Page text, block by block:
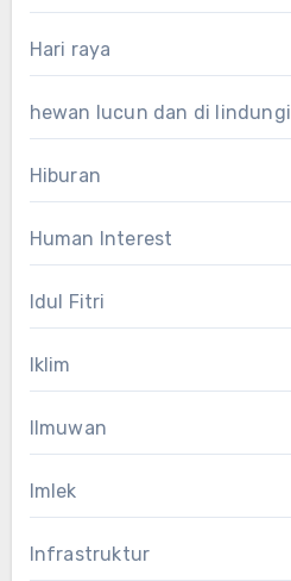
Hari raya
hewan lucun dan di lindungi
Hiburan
Human Interest
Idul Fitri
Iklim
Ilmuwan
Imlek
Infrastruktur